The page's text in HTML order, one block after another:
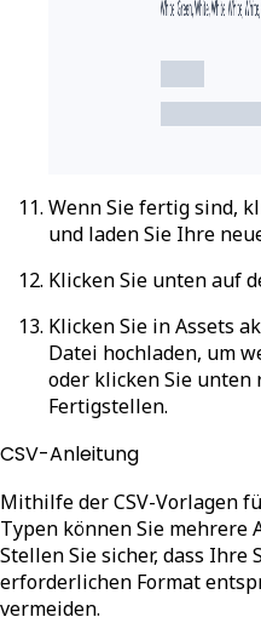
Wenn Sie fertig sind,
und laden Sie Ihre
Klicken Sie unten auf
Klicken Sie inAssets
Datei hochladen, um
oder klicken Sie unten
Fertigstellen.
CSV-Anleitung
Mithilfe der CSV-Vorlagen
Typen können Sie mehrere
Stellen Sie sicher, dass Ihre
erforderlichen Format
vermeiden.